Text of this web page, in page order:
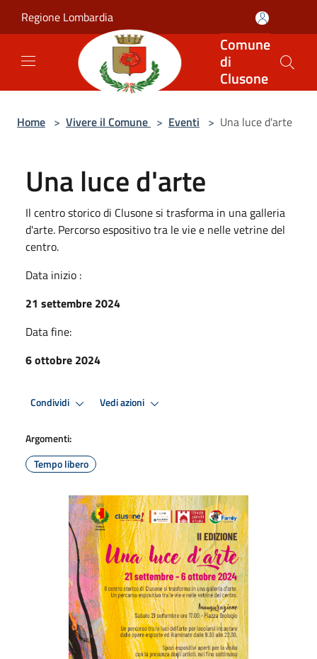
Regione Lombardia
Comune
di
Clusone
Home > Vivere il Comune > Eventi > Una luce d'arte
Una luce d'arte
Il centro storico di Clusone si trasforma in una galleria
d'arte. Percorso espositivo tra le vie e nelle vetrine del
centro.
Data inizio :
21 settembre 2024
Data fine:
6 ottobre 2024
Condividi Vedi azioni
Argomenti:
Tempo libero